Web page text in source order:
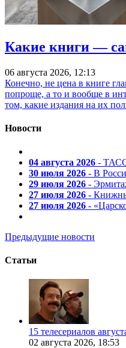
Какие книги —
06 августа 2026, 12:13
Конечно, не цена в книге
попроще, а то и вообще в
том, какие издания на их
Новости
04 августа 2026 -
30 июля 2026 - В
29 июля 2026 -
27 июля 2026 -
27 июля 2026 -
Предыдущие новости
Статьи
15 телесериалов
02 августа 2026, 18:53